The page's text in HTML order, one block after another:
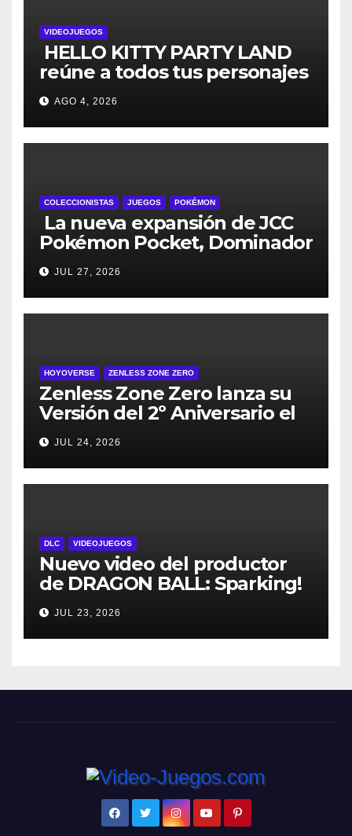
VIDEOJUEGOS
HELLO KITTY PARTY LAND
reúne a todos tus personajes
favoritos en un solo lugar; ya
están disponibles las
preventas digitales
AGO 4, 2026
COLECCIONISTAS JUEGOS POKÉMON
La nueva expansión de JCC
Pokémon Pocket, Dominador
de los Cielos, se lanza el 29
de julio
JUL 27, 2026
HOYOVERSE ZENLESS ZONE ZERO
Zenless Zone Zero lanza su
Versión del 2º Aniversario el
29 de julio – con regalos para
todos los jugadores y nuevos
personajes
JUL 24, 2026
DLC VIDEOJUEGOS
Nuevo video del productor
de DRAGON BALL: Sparking!
ZERO detalla el Super Limit-
Breaking NEO DLC
JUL 23, 2026